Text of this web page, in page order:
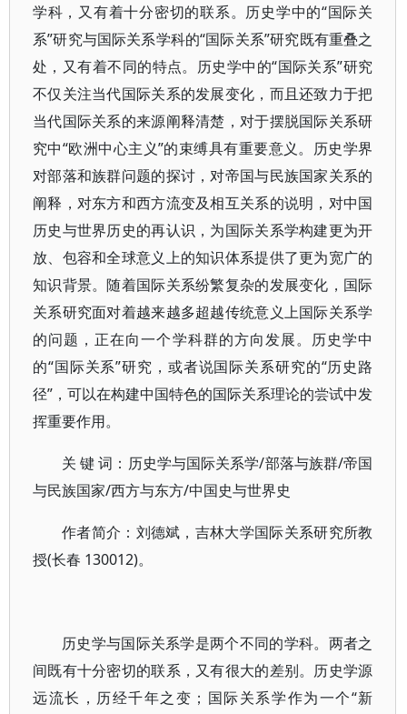
学科，又有着十分密切的联系。历史学中的“国际关
系”研究与国际关系学科的“国际关系”研究既有重叠之
处，又有着不同的特点。历史学中的“国际关系”研究
不仅关注当代国际关系的发展变化，而且还致力于把
当代国际关系的来源阐释清楚，对于摆脱国际关系研
究中“欧洲中心主义”的束缚具有重要意义。历史学界
对部落和族群问题的探讨，对帝国与民族国家关系的
阐释，对东方和西方流变及相互关系的说明，对中国
历史与世界历史的再认识，为国际关系学构建更为开
放、包容和全球意义上的知识体系提供了更为宽广的
知识背景。随着国际关系纷繁复杂的发展变化，国际
关系研究面对着越来越多超越传统意义上国际关系学
的问题，正在向一个学科群的方向发展。历史学中
的“国际关系”研究，或者说国际关系研究的“历史路
径”，可以在构建中国特色的国际关系理论的尝试中发
挥重要作用。
关 键 词：历史学与国际关系学/部落与族群/帝国
与民族国家/西方与东方/中国史与世界史
作者简介：刘德斌，吉林大学国际关系研究所教
授(长春 130012)。
历史学与国际关系学是两个不同的学科。两者之
间既有十分密切的联系，又有很大的差别。历史学源
远流长，历经千年之变；国际关系学作为一个“新